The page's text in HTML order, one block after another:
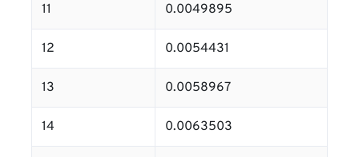
11 0.0049895
12 0.0054431
13 0.0058967
14 0.0063503